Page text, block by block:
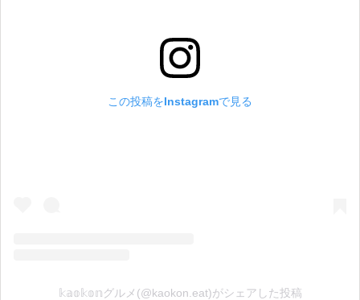
この投稿をInstagramで見る
𝕜𝕒𝕠𝕜𝕠𝕟グルメ(@kaokon.eat)がシェアした投稿